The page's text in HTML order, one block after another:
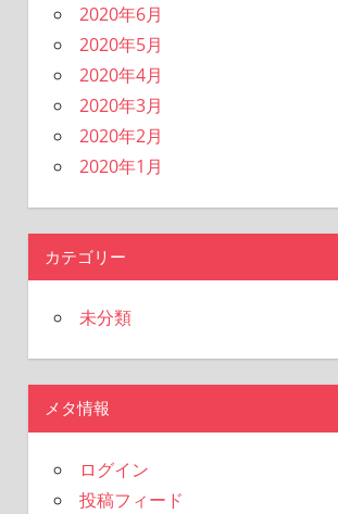
2020年6月
2020年5月
2020年4月
2020年3月
2020年2月
2020年1月
カテゴリー
未分類
メタ情報
ログイン
投稿フィード